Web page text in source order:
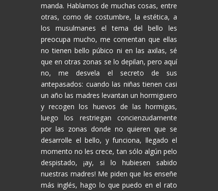
manda. Hablamos de muchas cosas, entre
otras, como de costumbre, la estética, a
los musulmanes el tema del bello les
preocupa mucho, me comentan que ellas
no tienen bello púbico ni en las axilas, sé
que en otras zonas se lo depilan, pero aquí
no, me desvela el secreto de sus
antepasados: cuando las niñas tienen casi
un año las madres levantan un hormiguero
y recogen los huevos de las hormigas,
luego los restriegan concienzudamente
por las zonas donde no quieren que se
desarrolle el bello, y funciona, llegado el
momento no les crece, tan sólo algún pelo
despistado, ¡ay, si lo hubiesen sabido
nuestras madres! Me piden que les enseñe
más inglés, hago lo que puedo en el rato